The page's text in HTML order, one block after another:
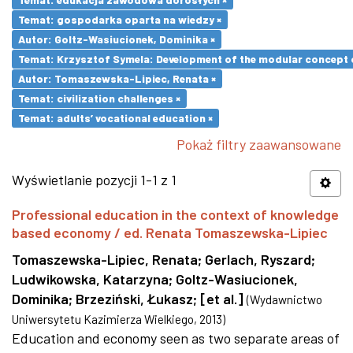
Temat: gospodarka oparta na wiedzy ×
Autor: Goltz-Wasiucionek, Dominika ×
Temat: Krzysztof Symela: Development of the modular concept
Autor: Tomaszewska-Lipiec, Renata ×
Temat: civilization challenges ×
Temat: adults’ vocational education ×
Pokaż filtry zaawansowane
Wyświetlanie pozycji 1-1 z 1
Professional education in the context of knowledge
based economy / ed. Renata Tomaszewska-Lipiec
Tomaszewska-Lipiec, Renata; Gerlach, Ryszard;
Ludwikowska, Katarzyna; Goltz-Wasiucionek,
Dominika; Brzeziński, Łukasz; [et al.] (Wydawnictwo
Uniwersytetu Kazimierza Wielkiego, 2013)
Education and economy seen as two separate areas of